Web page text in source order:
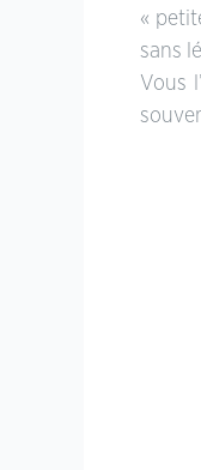
«
sans
Vous